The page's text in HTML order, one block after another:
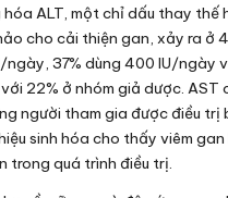
ALT, một chỉ dấu thay thế
cho cải thiện gan, xảy ra ở
ngày, 37% dùng 400 IU/ngày
22% ở nhóm giả dược. AST
người tham gia được điều trị
sinh hóa cho thấy viêm
trong quá trình điều trị.